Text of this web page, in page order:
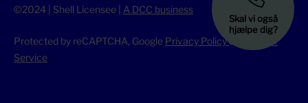
©2024 | Shell Licensee | A DCC business
Protected by reCAPTCHA, Google Privacy Policy&
Terms of
Service
Skal vi også
hjælpe dig?